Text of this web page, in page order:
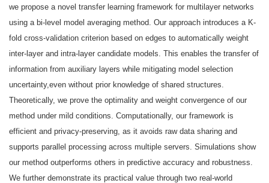
we propose a novel transfer learning framework for multilayer networks
using a bi-level model averaging method. Our approach introduces a K-
fold cross-validation criterion based on edges to automatically weight
inter-layer and intra-layer candidate models. This enables the transfer of
information from auxiliary layers while mitigating model selection
uncertainty,even without prior knowledge of shared structures.
Theoretically, we prove the optimality and weight convergence of our
method under mild conditions. Computationally, our framework is
efficient and privacy-preserving, as it avoids raw data sharing and
supports parallel processing across multiple servers. Simulations show
our method outperforms others in predictive accuracy and robustness.
We further demonstrate its practical value through two real-world